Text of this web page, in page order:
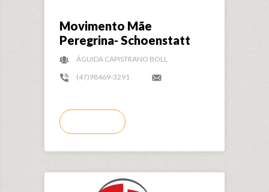
Movimento Mãe
Peregrina- Schoenstatt
ÁGUIDA CAPISTRANO BOLL
(47)98469-3291